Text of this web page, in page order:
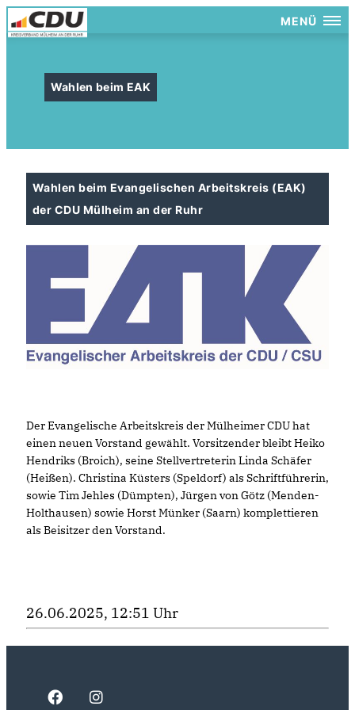
MENÜ
Wahlen beim EAK
Wahlen beim Evangelischen Arbeitskreis (EAK)
der CDU Mülheim an der Ruhr
Der Evangelische Arbeitskreis der Mülheimer CDU hat
einen neuen Vorstand gewählt. Vorsitzender bleibt Heiko
Hendriks (Broich), seine Stellvertreterin Linda Schäfer
(Heißen). Christina Küsters (Speldorf) als Schriftführerin,
sowie Tim Jehles (Dümpten), Jürgen von Götz (Menden-
Holthausen) sowie Horst Münker (Saarn) komplettieren
als Beisitzer den Vorstand.
26.06.2025, 12:51 Uhr